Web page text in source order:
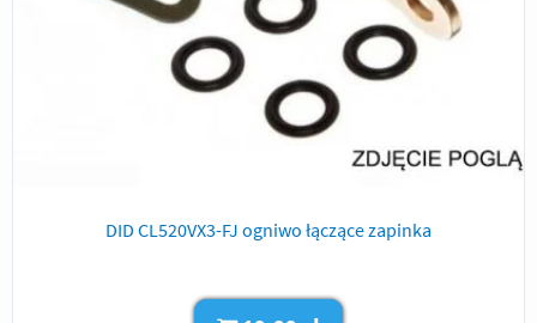
DID CL520VX3-FJ ogniwo łączące zapinka